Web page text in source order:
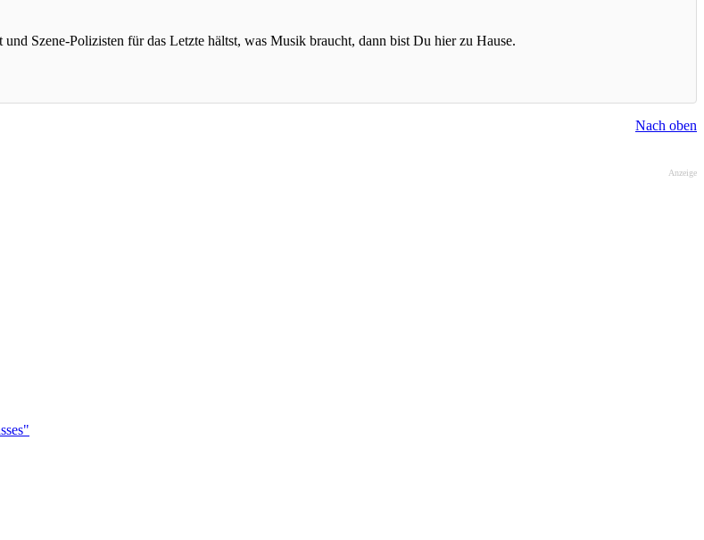
Szene-Polizisten für das Letzte hältst, was Musik braucht, dann bist Du hier zu Hause.
Nach oben
Anzeige